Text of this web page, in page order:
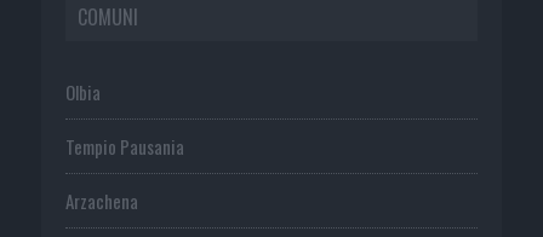
COMUNI
Olbia
Tempio Pausania
Arzachena